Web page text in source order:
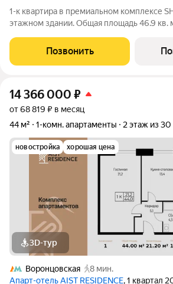
1-к квартира в премиальном комплексе
этажном здании. Общая площадь 46.9 кв.
районе, в 300 м от Нескучного сада.
проекта - 5 башен, в
Позвонить
14 366 000 ₽
от 68 819 ₽ в месяц
44 м²
1-комн. апартаменты 2 этаж из 30
новостройка хорошая цена
3D-тур
Воронцовская
8 мин.
Апарт-отель AIST RESIDENCE, 1 квартал